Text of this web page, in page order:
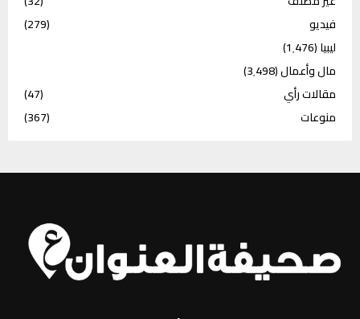
فيديو
(279)
ليبيا(1٬476)
مال وأعمال(3٬498)
مقالات رأي
(47)
منوعات
(367)